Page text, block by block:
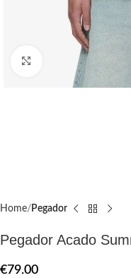
Click to enlarge
Home Pegador​
Pegador Acado
€79.00